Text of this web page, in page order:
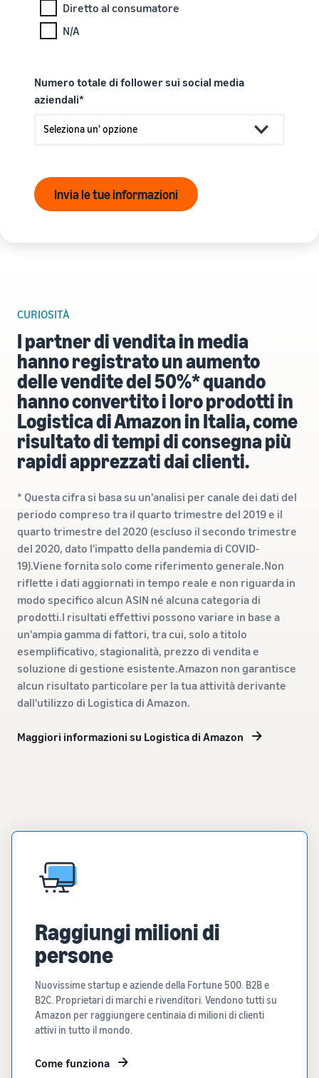
Diretto al consumatore
N/A
Numero totale di follower sui social media
aziendali*
Invia le tue informazioni
CURIOSITÀ
I partner di vendita in media
hanno registrato un aumento
delle vendite del 50%* quando
hanno convertito i loro prodotti in
Logistica di Amazon in Italia, come
risultato di tempi di consegna più
rapidi apprezzati dai clienti.
* Questa cifra si basa su un'analisi per canale dei dati del
periodo compreso tra il quarto trimestre del 2019 e il
quarto trimestre del 2020 (escluso il secondo trimestre
del 2020, dato l'impatto della pandemia di COVID‐
19).Viene fornita solo come riferimento generale.Non
riflette i dati aggiornati in tempo reale e non riguarda in
modo specifico alcun ASIN né alcuna categoria di
prodotti.I risultati effettivi possono variare in base a
un'ampia gamma di fattori, tra cui, solo a titolo
esemplificativo, stagionalità, prezzo di vendita e
soluzione di gestione esistente.Amazon non garantisce
alcun risultato particolare per la tua attività derivante
dall'utilizzo di Logistica di Amazon.
Maggiori informazioni su Logistica di Amazon
Raggiungi milioni di
persone
Nuovissime startup e aziende della Fortune 500. B2B e
B2C. Proprietari di marchi e rivenditori. Vendono tutti su
Amazon per raggiungere centinaia di milioni di clienti
attivi in tutto il mondo.
Come funziona